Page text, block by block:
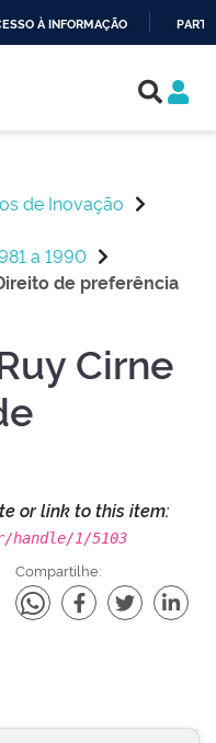
À INFORMAÇÃO
de Inovação
a 1990
de preferência
Cirne
or link to this item:
1/5103
Compartilhe: